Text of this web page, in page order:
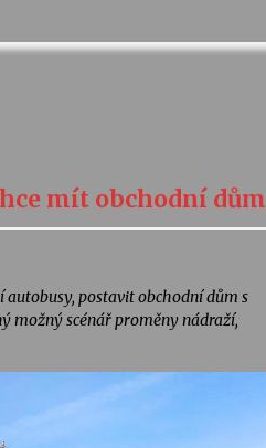
mít obchodní dům
autobusy, postavit obchodní dům s
možný scénář proměny nádraží,